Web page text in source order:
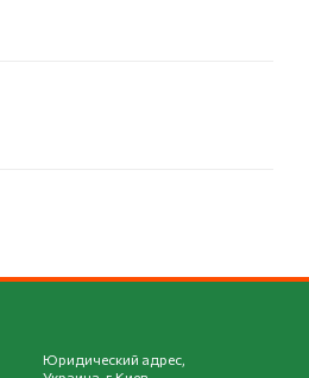
Юридический адрес,